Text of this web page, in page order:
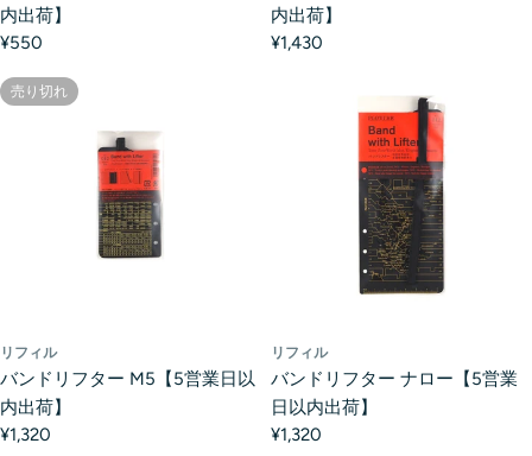
内出荷】
¥550
内出荷】
¥1,430
売り切れ
リフィル
バンドリフター M5【5営業日以
内出荷】
¥1,320
リフィル
バンドリフター ナロー【5営業
日以内出荷】
¥1,320